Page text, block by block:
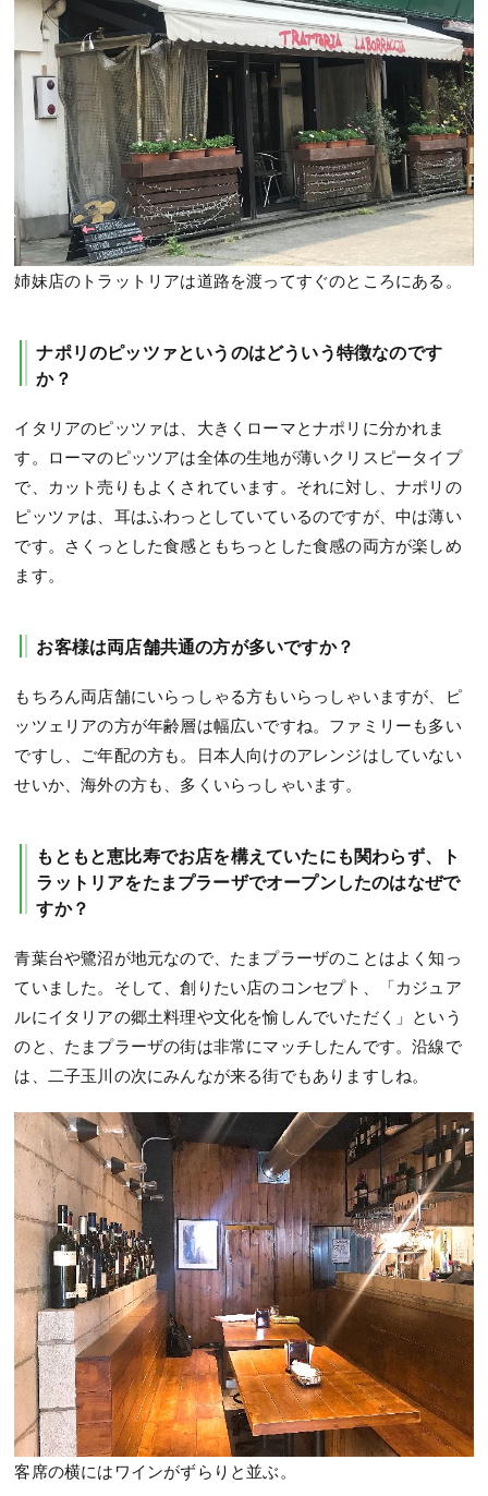
姉妹店のトラットリアは道路を渡ってすぐのところにある。
ナポリのピッツァというのはどういう特徴なのです
か？
イタリアのピッツァは、大きくローマとナポリに分かれま
す。ローマのピッツアは全体の生地が薄いクリスピータイプ
で、カット売りもよくされています。それに対し、ナポリの
ピッツァは、耳はふわっとしていているのですが、中は薄い
です。さくっとした食感ともちっとした食感の両方が楽しめ
ます。
お客様は両店舗共通の方が多いですか？
もちろん両店舗にいらっしゃる方もいらっしゃいますが、ピ
ッツェリアの方が年齢層は幅広いですね。ファミリーも多い
ですし、ご年配の方も。日本人向けのアレンジはしていない
せいか、海外の方も、多くいらっしゃいます。
もともと恵比寿でお店を構えていたにも関わらず、ト
ラットリアをたまプラーザでオープンしたのはなぜで
すか？
青葉台や鷺沼が地元なので、たまプラーザのことはよく知っ
ていました。そして、創りたい店のコンセプト、「カジュア
ルにイタリアの郷土料理や文化を愉しんでいただく」という
のと、たまプラーザの街は非常にマッチしたんです。沿線で
は、二子玉川の次にみんなが来る街でもありますしね。
客席の横にはワインがずらりと並ぶ。